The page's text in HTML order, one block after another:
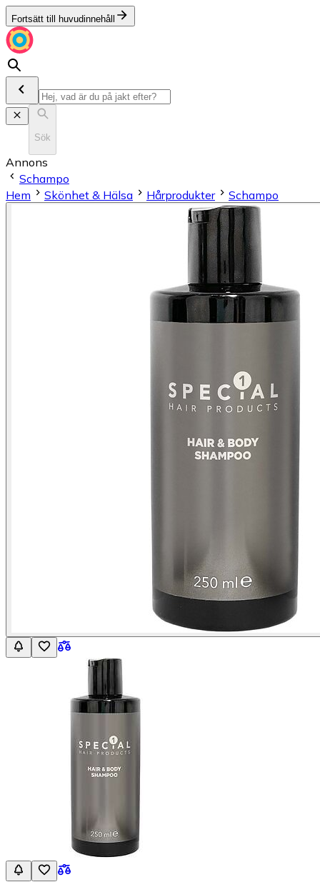
Fortsätt till huvudinnehåll
Sök
Annons
Schampo
Hem
Skönhet & Hälsa Hårprodukter Schampo